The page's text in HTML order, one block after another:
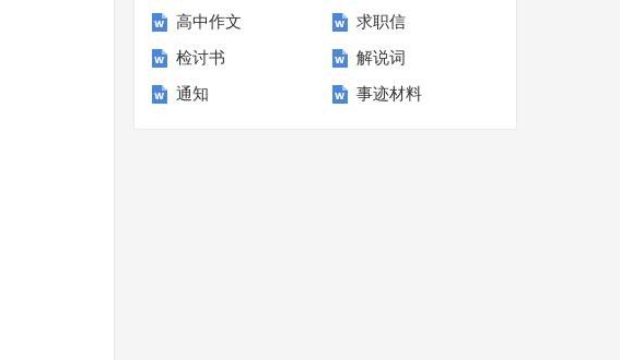
计划四篇 班级解说词
高中作文 求职信
检讨书 解说词
通知 事迹材料